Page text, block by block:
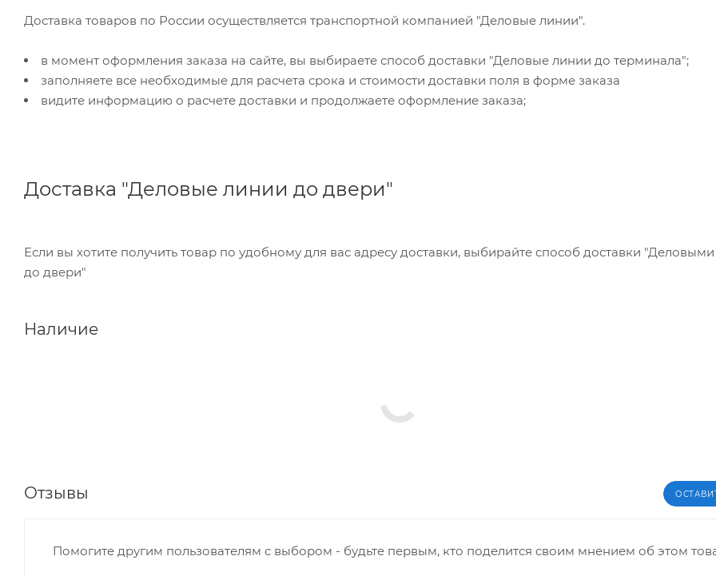
Доставка товаров по России осуществляется транспортной компанией "Деловые линии".
в момент оформления заказа на сайте, вы выбираете способ доставки "Деловые линии до терминала";
заполняете все необходимые для расчета срока и стоимости доставки поля в форме заказа
видите информацию о расчете доставки и продолжаете оформление заказа;
Доставка "Деловые линии до двери"
Если вы хотите получить товар по удобному для вас адресу доставки, выбирайте способ доставки
до двери"
Наличие
Отзывы
Помогите другим пользователям с выбором - будьте первым, кто поделится своим мнением об этом